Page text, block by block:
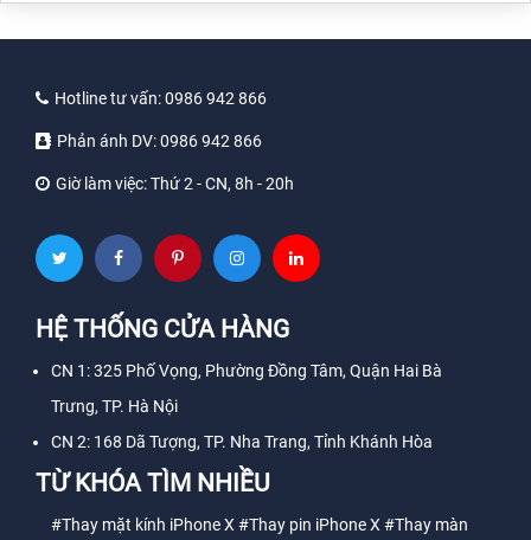
Hotline tư vấn:0986 942 866
Phản ánh DV:0986 942 866
Giờ làm việc:Thứ 2 - CN, 8h - 20h
HỆ THỐNG CỬA HÀNG
CN 1: 325 Phố Vọng, Phường Đồng Tâm, Quận Hai Bà
Trưng, TP. Hà Nội
CN 2: 168 Dã Tượng, TP. Nha Trang, Tỉnh Khánh Hòa
TỪ KHÓA TÌM NHIỀU
#Thay mặt kính iPhone X #Thay pin iPhone X #Thay màn